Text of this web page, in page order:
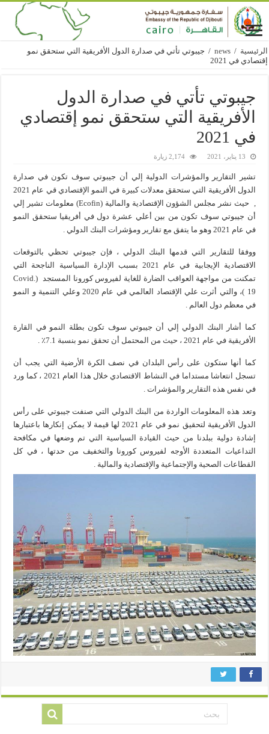
الرئيسية /
news
/ جيبوتي تأتي في صدارة الدول الأفريقية التي ستحقق نمو
إقتصادي في 2021
جيبوتي تأتي في صدارة الدول
الأفريقية التي ستحقق نمو إقتصادي
في 2021
13 يناير، 2021 2,174 زيارة
تشير التقارير والمؤشرات الدولية إلي أن جيبوتي سوف تكون في صدارة
الدول الأفريقية التي ستحقق معدلات كبيرة في النمو الإقتصادي قي عام 2021
, حيث نشر مجلس الشؤون الإقتصادية والمالية (Ecofin) معلومات تشير إلي
أن جيبوتي سوف تكون من بين أعلي عشرة دول في أفريقيا ستحقق النمو
في عام 2021 وهو ما يتفق مع تقارير ومؤشرات البنك الدولي .
ووفقا للتقارير التي قدمها البنك الدولي ، فإن جيبوتي تحظي بالتوقعات
الاقتصادية الإيجابية في عام 2021 بسبب الإدارة السياسية الناجحة التي
تمكنت من مواجهة العواقب الضارة للغاية لفيروس كورونا المستجد (Covid.
19 )، والتي أثرت علي الإقتصاد العالمي في عام 2020 وعلي التنمية و النمو
في معظم دول العالم .
كما أشار البنك الدولي إلي أن جيبوتي سوف تكون بطلة النمو في القارة
الأفريقية في عام 2021 ، حيث من المحتمل أن تحقق نمو بنسبة 7.1٪ .
كما أنها ستكون على رأس البلدان في نصف الكرة الأرضية التي يجب أن
تسجل انتعاشا مستداما في النشاط الاقتصادي خلال هذا العام 2021 ، كما ورد
في نفس هذه التقارير والمؤشرات .
وتعد هذه المعلومات الواردة من البنك الدولي التي صنفت جيبوتي على رأس
الدول الأفريقية لتحقيق نمو في عام 2021 لها قيمة لا يمكن إنكارها باعتبارها
إشادة دولية ببلدنا من حيث القيادة السياسية التي تم وضعها في مكافحة
التداعيات المتعددة الأوجه لفيروس كورونا والتخفيف من حدتها ، في كل
القطاعات الصحية والإجتماعية والإقتصادية والمالية .